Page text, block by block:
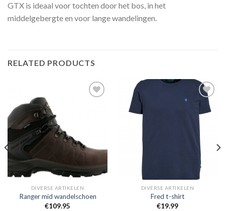
GTX is ideaal voor tochten door het bos, in het
middelgebergte en voor lange wandelingen.
RELATED PRODUCTS
DIVERSE ARTIKELEN
Ranger mid wandelschoen
€109.95
Toevoegen
verlanglijst
DIVERSE ARTIKELEN
Fred t-shirt
€19.99